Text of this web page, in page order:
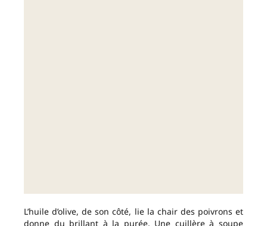
L’huile d’olive, de son côté, lie la chair des poivrons et
donne du brillant à la purée. Une cuillère à soupe